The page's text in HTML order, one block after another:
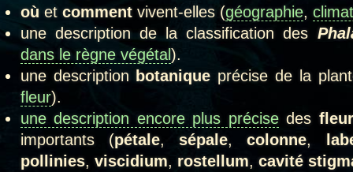
où et commentvivent-elles (géographie,
une description de la classification des
dans le règne végétal).
une description botanique précise de la
fleur).
une description encore plus précisedes
importants (pétale,sépale,colonne,
pollinies, viscidium, rostellum, cavité